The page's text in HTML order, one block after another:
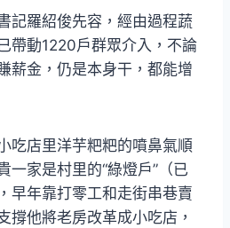
記羅紹俊先容，經由過程蔬
帶動1220戶群眾介入，不論
薪金，仍是本身干，都能增
吃店里洋芋粑粑的噴鼻氣順
一家是村里的“綠燈戶”（已
早年靠打零工和走街串巷賣
撐他將老房改革成小吃店，